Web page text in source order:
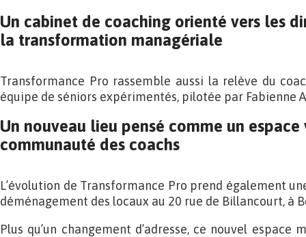
Un cabinet de coaching orienté vers les
la transformation managériale
Transformance Pro rassemble aussi la relève du
équipe de séniors expérimentés, pilotée par Fabienne
Un nouveau lieu pensé comme un
communauté des coachs
L’évolution de Transformance Pro prend également
déménagement des locaux au 20 rue de Billancourt, à
Plus qu’un changement d’adresse, ce nouvel espace